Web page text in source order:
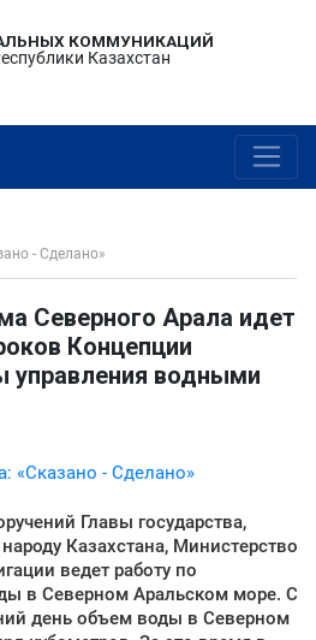
КОММУНИКАЦИЙ
Казахстан
- Сделано»
Северного Арала идет
Концепции
управления водными
«Сказано - Сделано»
Главы государства,
Казахстана, Министерство
ведет работу по
в Северном Аральском море. С
день объем воды в Северном